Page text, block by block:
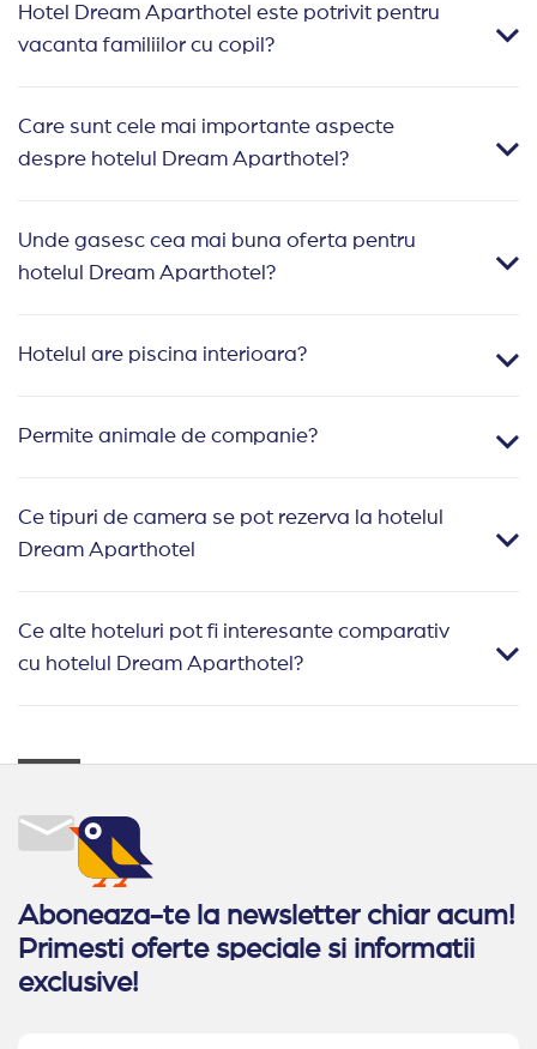
Hotel Dream Aparthotel este potrivit pentru
vacanta familiilor cu copil?
Care sunt cele mai importante aspecte
despre hotelul Dream Aparthotel?
Unde gasesc cea mai buna oferta pentru
hotelul Dream Aparthotel?
Hotelul are piscina interioara?
Permite animale de companie?
Ce tipuri de camera se pot rezerva la hotelul
Dream Aparthotel
Ce alte hoteluri pot fi interesante comparativ
cu hotelul Dream Aparthotel?
Aboneaza-te la newsletter chiar acum!
Primesti oferte speciale si informatii
exclusive!